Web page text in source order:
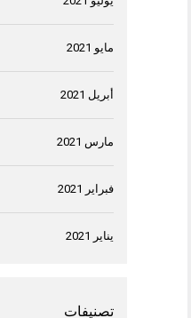
مايو 2021
أبريل 2021
مارس 2021
فبراير 2021
يناير 2021
تصنيفات